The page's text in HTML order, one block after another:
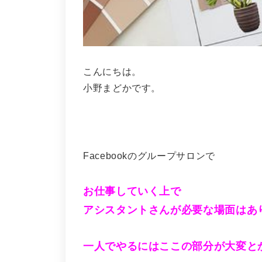
こんにちは。
小野まどかです。
Facebookのグループサロンで
お仕事していく上で
アシスタントさんが必要な場面はあ
一人でやるにはここの部分が大変と